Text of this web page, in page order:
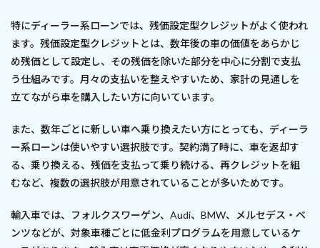
特にディーラー系ローンでは、残価設定型クレジットがよく使われ
ます。残価設定型クレジットとは、数年後の車の価値をあらかじ
め残価として設定し、その残価を除いた部分を中心に分割で支払
う仕組みです。月々の支払いを整えやすいため、家計の見通しを
立てながら車を購入したい方に向いています。
また、数年ごとに新しい車へ乗り換えたい方にとっても、ディーラ
ー系ローンは使いやすい選択肢です。契約満了時に、車を返却す
る、乗り換える、残価を支払って乗り続ける、再クレジットを組
むなど、複数の選択肢が用意されていることが多いためです。
輸入車では、フォルクスワーゲン、Audi、BMW、メルセデス・ベ
ンツなどが、対象車種ごとに低金利プログラムを用意しているケ